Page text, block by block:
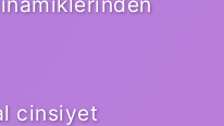
cinsiyet